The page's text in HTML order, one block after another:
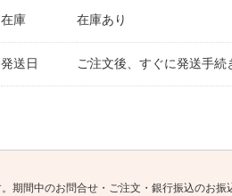
在庫 在庫あり
発送日 ご注文後、すぐに発送手続
期間中のお問合せ・ご注文・銀行振込のお振